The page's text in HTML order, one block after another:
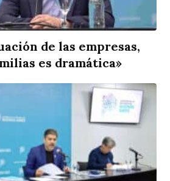
de las empresas,
es dramática»